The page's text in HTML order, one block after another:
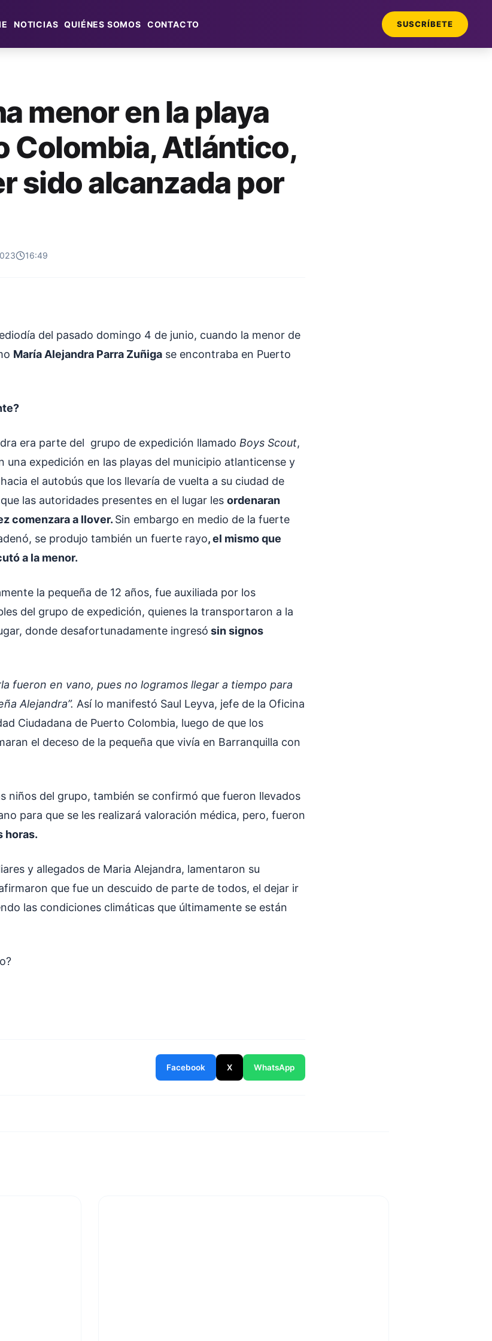
NOTICIAS QUIÉNES SOMOS CONTACTO SUSCRÍBETE
menor en la playa
Colombia, Atlántico,
sido alcanzada por
16:49
del pasado domingo 4 de junio, cuando la menor de
María Alejandra Parra Zuñiga se encontraba en Puerto
era parte del grupo de expedición llamado Boys Scout,
una expedición en las playas del municipio atlanticense y
el autobús que los llevaría de vuelta a su ciudad de
las autoridades presentes en el lugar les ordenaran
comenzara a llover. Sin embargo en medio de la fuerte
se produjo también un fuerte rayo, el mismo que
a la menor.
la pequeña de 12 años, fue auxiliada por los
del grupo de expedición, quienes la transportaron a la
donde desafortunadamente ingresó sin signos
fueron en vano, pues no logramos llegar a tiempo para
Alejandra”. Así lo manifestó Saul Leyva, jefe de la Oficina
Ciudadana de Puerto Colombia, luego de que los
el deceso de la pequeña que vivía en Barranquilla con
niños del grupo, también se confirmó que fueron llevados
para que se les realizará valoración médica, pero, fueron
horas.
y allegados de Maria Alejandra, lamentaron su
que fue un descuido de parte de todos, el dejar ir
las condiciones climáticas que últimamente se están
Facebook X WhatsApp